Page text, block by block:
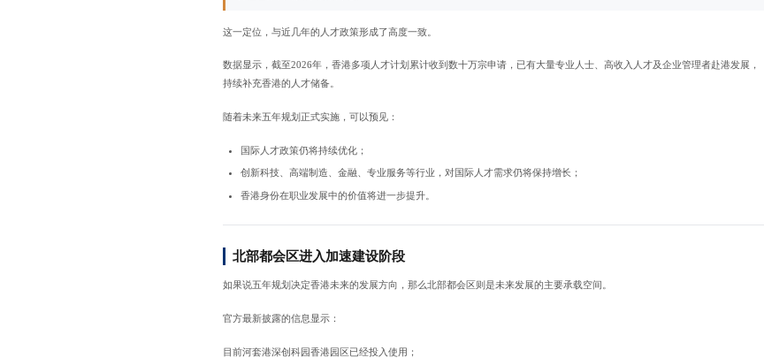
这一定位，与近几年的人才政策形成了高度一致。
数据显示，截至2026年，香港多项人才计划累计收到数十万宗申请，已有大量专业人士、高收入人才及企业管理者赴港发展，
持续补充香港的人才储备。
随着未来五年规划正式实施，可以预见：
国际人才政策仍将持续优化；
创新科技、高端制造、金融、专业服务等行业，对国际人才需求仍将保持增长；
香港身份在职业发展中的价值将进一步提升。
北部都会区进入加速建设阶段
如果说五年规划决定香港未来的发展方向，那么北部都会区则是未来发展的主要承载空间。
官方最新披露的信息显示：
目前河套港深创科园香港园区已经投入使用；